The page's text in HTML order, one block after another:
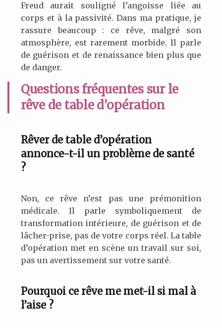
Freud aurait souligné l’angoisse liée au
corps et à la passivité. Dans ma pratique, je
rassure beaucoup : ce rêve, malgré son
atmosphère, est rarement morbide. Il parle
de guérison et de renaissance bien plus que
de danger.
Questions fréquentes sur le
rêve de table d’opération
Rêver de table d’opération
annonce-t-il un problème de santé
?
Non, ce rêve n’est pas une prémonition
médicale. Il parle symboliquement de
transformation intérieure, de guérison et de
lâcher-prise, pas de votre corps réel. La table
d’opération met en scène un travail sur soi,
pas un avertissement sur votre santé.
Pourquoi ce rêve me met-il si mal à
l’aise ?